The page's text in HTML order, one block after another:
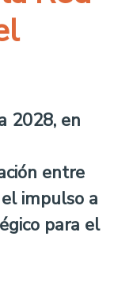
2028, en
entre
impulso a
para el